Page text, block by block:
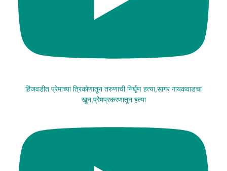
हिंजवडीत प्रेमाच्या त्रिकोणातून तरुणाची निर्घृण हत्या,सागर गायकवाडचा
खून,प्रेमप्रकरणातून हत्या